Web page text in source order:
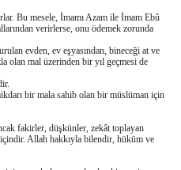
Bu mesele, İmamı Azam ile İmam Ebû
verirlerse, onu ödemek zorunda
evden, ev eşyasından, bineceği at ve
olan mal üzerinden bir yıl geçmesi de
bir mala sahib olan bir müslüman için
fakirler, düşkünler, zekât toplayan
Allah hakkıyla bilendir, hüküm ve